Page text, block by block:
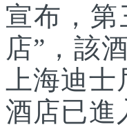
宣布，
店”，該
上海迪
酒店已進